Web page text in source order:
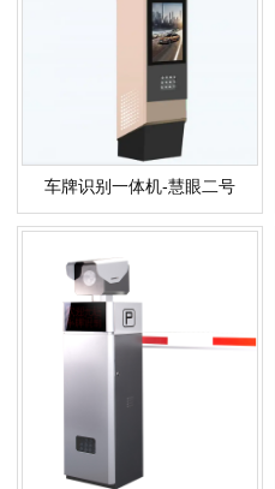
车牌识别一体机-慧眼二号